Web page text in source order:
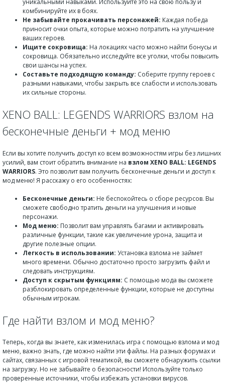
уникальными навыками. Используйте это на свою пользу и
комбинируйте их в боях.
Не забывайте прокачивать персонажей: Каждая победа
приносит очки опыта, которые можно потратить на улучшение
ваших героев.
Ищите сокровища: На локациях часто можно найти бонусы и
сокровища. Обязательно исследуйте все уголки, чтобы повысить
свои шансы на успех.
Составьте подходящую команду: Соберите группу героев с
разными навыками, чтобы закрыть все слабости и использовать
их сильные стороны.
XENO BALL: LEGENDS WARRIORS взлом на
бесконечные деньги + мод меню
Если вы хотите получить доступ ко всем возможностям игры без лишних
усилий, вам стоит обратить внимание на взлом XENO BALL: LEGENDS
WARRIORS. Это позволит вам получить бесконечные деньги и доступ к
мод меню! Я расскажу о его особенностях:
Бесконечные деньги: Не беспокойтесь о сборе ресурсов. Вы
сможете свободно тратить деньги на улучшения и новые
персонажи.
Мод меню: Позволит вам управлять багами и активировать
различные функции, такие как увеличение урона, защита и
другие полезные опции.
Легкость в использовании: Установка взлома не займет
много времени. Обычно достаточно просто загрузить файл и
следовать инструкциям.
Доступ к скрытым функциям: С помощью мода вы сможете
разблокировать определенные функции, которые не доступны
обычным игрокам.
Где найти взлом и мод меню?
Теперь, когда вы знаете, как изменилась игра с помощью взлома и мод
меню, важно знать, где можно найти эти файлы. На разных форумах и
сайтах, связанных с игровой тематикой, вы сможете обнаружить ссылки
на загрузку. Но не забывайте о безопасности! Используйте только
проверенные источники, чтобы избежать установки вирусов.